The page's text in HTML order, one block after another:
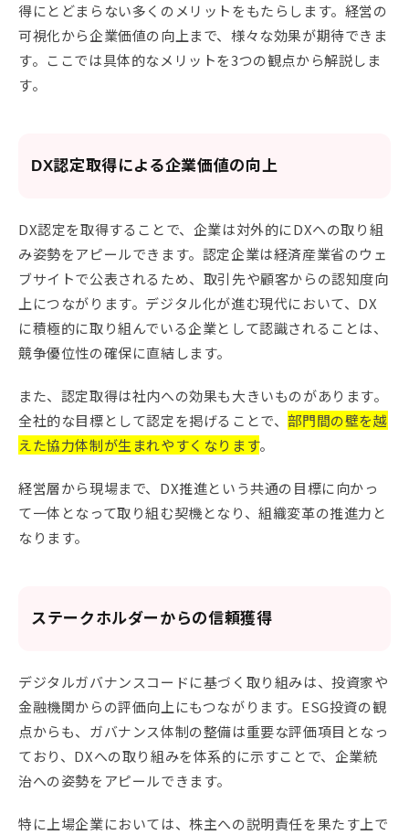
得にとどまらない多くのメリットをもたらします。経営の
可視化から企業価値の向上まで、様々な効果が期待できま
す。ここでは具体的なメリットを3つの観点から解説しま
す。
DX認定取得による企業価値の向上
DX認定を取得することで、企業は対外的にDXへの取り組
み姿勢をアピールできます。認定企業は経済産業省のウェ
ブサイトで公表されるため、取引先や顧客からの認知度向
上につながります。デジタル化が進む現代において、DX
に積極的に取り組んでいる企業として認識されることは、
競争優位性の確保に直結します。
また、認定取得は社内への効果も大きいものがあります。
全社的な目標として認定を掲げることで、 部門間の壁を越
えた協力体制が生まれやすくなります。
経営層から現場まで、DX推進という共通の目標に向かっ
て一体となって取り組む契機となり、組織変革の推進力と
なります。
ステークホルダーからの信頼獲得
デジタルガバナンスコードに基づく取り組みは、投資家や
金融機関からの評価向上にもつながります。ESG投資の観
点からも、ガバナンス体制の整備は重要な評価項目となっ
ており、DXへの取り組みを体系的に示すことで、企業統
治への姿勢をアピールできます。
特に上場企業においては、株主への説明責任を果たす上で